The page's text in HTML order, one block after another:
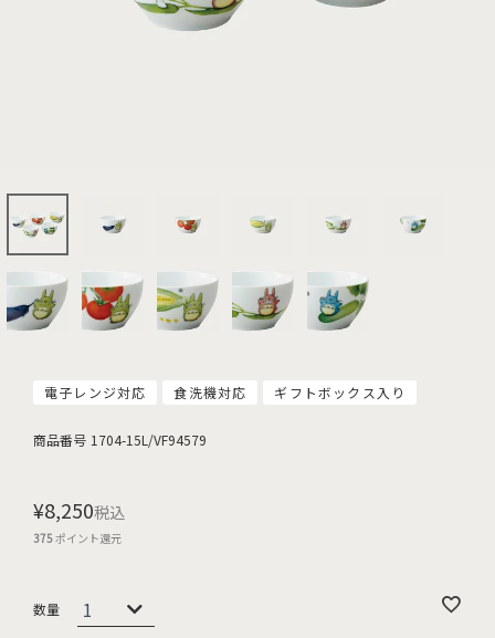
電子レンジ対応 食洗機対応 ギフトボックス入り
商品番号 1704-15L/VF94579
¥8,250税込
375ポイント還元